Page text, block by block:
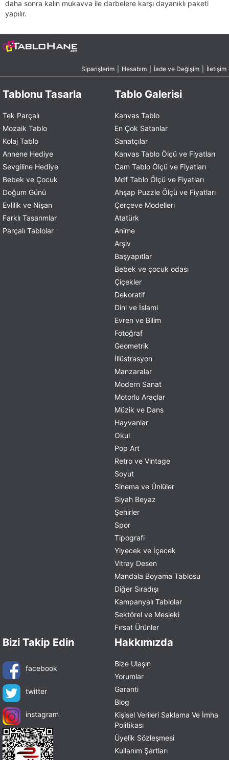
daha sonra kalın mukavva ile darbelere karşı dayanıklı paketi
yapılır.
Siparişlerim Hesabım İade ve Değişim İletişim
Tablonu Tasarla
Tek Parçalı
Mozaik Tablo
Kolaj Tablo
Annene Hediye
Sevgiline Hediye
Bebek ve Çocuk
Doğum Günü
Evlilik ve Nişan
Farklı Tasarımlar
Parçalı Tablolar
Tablo Galerisi
Kanvas Tablo
En Çok Satanlar
Sanatçılar
Kanvas Tablo Ölçü ve Fiyatları
Cam Tablo Ölçü ve Fiyatları
Mdf Tablo Ölçü ve Fiyatları
Ahşap Puzzle Ölçü ve Fiyatları
Çerçeve Modelleri
Atatürk
Anime
Arşiv
Başyapıtlar
Bebek ve çocuk odası
Çiçekler
Dekoratif
Dini ve İslami
Evren ve Bilim
Fotoğraf
Geometrik
İllüstrasyon
Manzaralar
Modern Sanat
Motorlu Araçlar
Müzik ve Dans
Hayvanlar
Okul
Pop Art
Retro ve Vintage
Soyut
Sinema ve Ünlüler
Siyah Beyaz
Şehirler
Spor
Tipografi
Yiyecek ve İçecek
Vitray Desen
Mandala Boyama Tablosu
Diğer Sıradışı
Kampanyalı Tablolar
Sektörel ve Mesleki
Fırsat Ürünler
Bizi Takip Edin
facebook
twitter
instagram
Hakkımızda
Bize Ulaşın
Yorumlar
Garanti
Blog
Kişisel Verileri Saklama Ve İmha
Politikası
Üyelik Sözleşmesi
Kullanım Şartları